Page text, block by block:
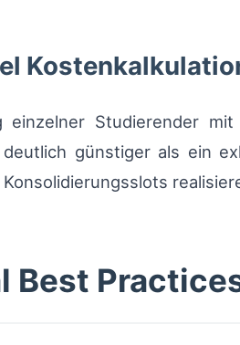
einzelner Studierender
deutlich günstiger als ein
Best